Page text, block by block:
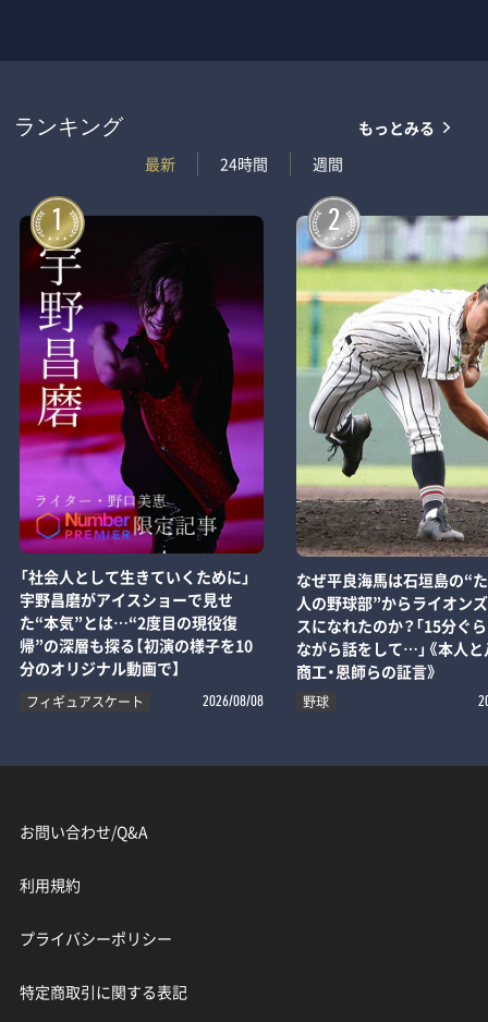
ランキング
最新
24時間 週間
もっとみる
1
「社会人として生きていくために」
宇野昌磨がアイスショーで見せ
た“本気”とは…“2度目の現役復
帰”の深層も探る【初演の様子を10
分のオリジナル動画で】
フィギュアスケート 2026/08/08
2
なぜ平良海馬は石垣島の“
人の野球部”からライオン
スになれたのか？「15分ぐ
ながら話をして…」《本人
商工・恩師らの証言》
野球
お問い合わせ/Q&A
利用規約
プライバシーポリシー
特定商取引に関する表記